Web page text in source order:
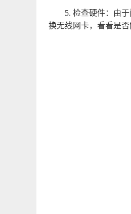
5. 检查硬件：由
换无线网卡，看看是否